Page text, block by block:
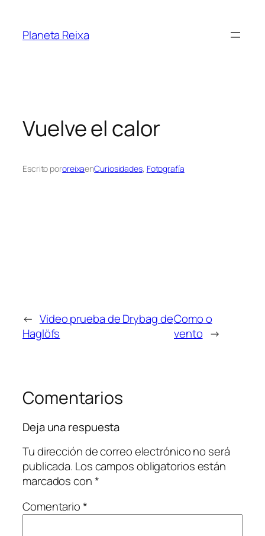
contenido
Planeta Reixa
Vuelve el calor
Escrito pororeixaenCuriosidades, Fotografía
← Video prueba de Drybag de
Haglöfs
Como o
vento →
Comentarios
Deja una respuesta
Tu dirección de correo electrónico no será
publicada. Los campos obligatorios están
marcados con*
Comentario*